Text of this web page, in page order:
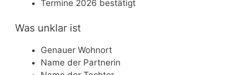
Termine 2026 bestätigt
Was unklar ist
Genauer Wohnort
Name der Partnerin